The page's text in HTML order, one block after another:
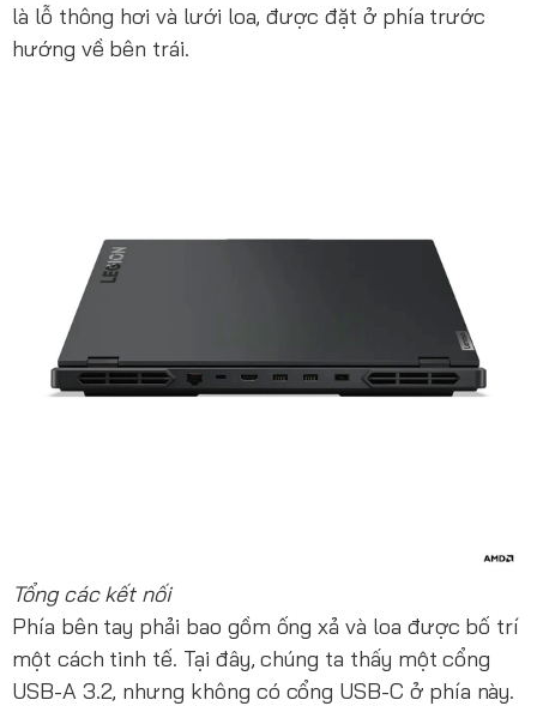
là lỗ thông hơi và lưới loa, được đặt ở phía trước
hướng về bên trái.
Tổng các kết nối
Phía bên tay phải bao gồm ống xả và loa được bố trí
một cách tinh tế. Tại đây, chúng ta thấy một cổng
USB-A 3.2, nhưng không có cổng USB-C ở phía này.